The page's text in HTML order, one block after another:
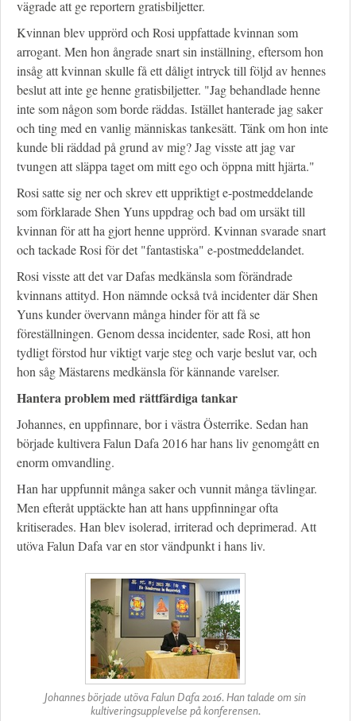
vägrade att ge reportern gratisbiljetter.
Kvinnan blev upprörd och Rosi uppfattade kvinnan som
arrogant. Men hon ångrade snart sin inställning, eftersom hon
insåg att kvinnan skulle få ett dåligt intryck till följd av hennes
beslut att inte ge henne gratisbiljetter. "Jag behandlade henne
inte som någon som borde räddas. Istället hanterade jag saker
och ting med en vanlig människas tankesätt. Tänk om hon inte
kunde bli räddad på grund av mig? Jag visste att jag var
tvungen att släppa taget om mitt ego och öppna mitt hjärta."
Rosi satte sig ner och skrev ett uppriktigt e-postmeddelande
som förklarade Shen Yuns uppdrag och bad om ursäkt till
kvinnan för att ha gjort henne upprörd. Kvinnan svarade snart
och tackade Rosi för det "fantastiska" e-postmeddelandet.
Rosi visste att det var Dafas medkänsla som förändrade
kvinnans attityd. Hon nämnde också två incidenter där Shen
Yuns kunder övervann många hinder för att få se
föreställningen. Genom dessa incidenter, sade Rosi, att hon
tydligt förstod hur viktigt varje steg och varje beslut var, och
hon såg Mästarens medkänsla för kännande varelser.
Hantera problem med rättfärdiga tankar
Johannes, en uppfinnare, bor i västra Österrike. Sedan han
började kultivera Falun Dafa 2016 har hans liv genomgått en
enorm omvandling.
Han har uppfunnit många saker och vunnit många tävlingar.
Men efteråt upptäckte han att hans uppfinningar ofta
kritiserades. Han blev isolerad, irriterad och deprimerad. Att
utöva Falun Dafa var en stor vändpunkt i hans liv.
Johannes började utöva Falun Dafa 2016. Han talade om sin
kultiveringsupplevelse på konferensen.